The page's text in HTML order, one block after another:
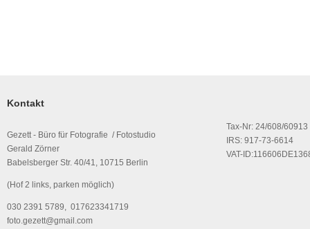
Kontakt
Gezett - Büro für Fotografie / Fotostudio
Gerald Zörner
Babelsberger Str. 40/41, 10715 Berlin
(Hof 2 links, parken möglich)
030 2391 5789, 017623341719
foto.gezett@gmail.com
Tax-Nr: 24/608/60913
IRS: 917-73-6614
VAT-